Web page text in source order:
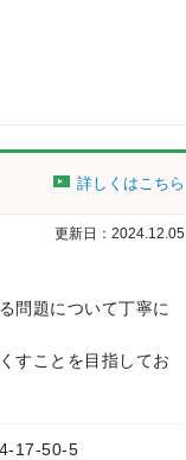
詳しくはこちら
更新日：2024.12.05
問題について丁寧に
すことを目指してお
17-50-5